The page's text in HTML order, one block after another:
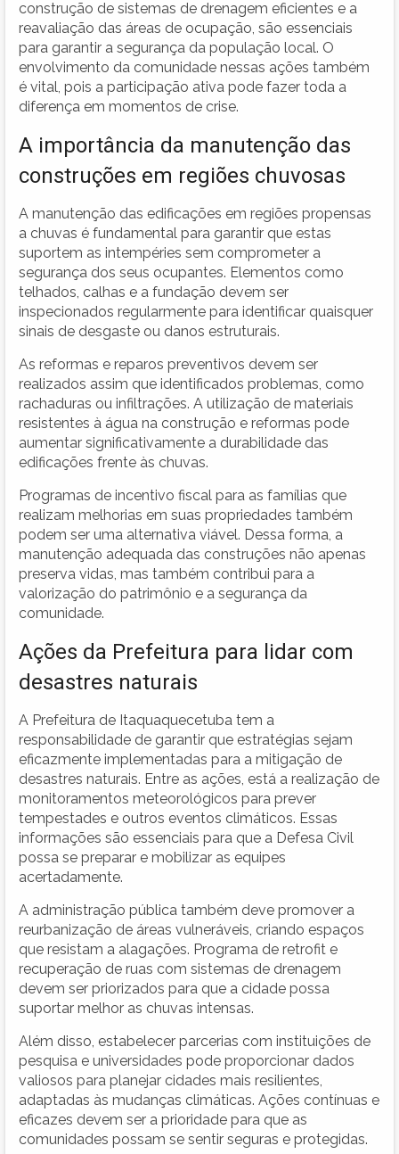
construção de sistemas de drenagem eficientes e a
reavaliação das áreas de ocupação, são essenciais
para garantir a segurança da população local. O
envolvimento da comunidade nessas ações também
é vital, pois a participação ativa pode fazer toda a
diferença em momentos de crise.
A importância da manutenção das
construções em regiões chuvosas
A manutenção das edificações em regiões propensas
a chuvas é fundamental para garantir que estas
suportem as intempéries sem comprometer a
segurança dos seus ocupantes. Elementos como
telhados, calhas e a fundação devem ser
inspecionados regularmente para identificar quaisquer
sinais de desgaste ou danos estruturais.
As reformas e reparos preventivos devem ser
realizados assim que identificados problemas, como
rachaduras ou infiltrações. A utilização de materiais
resistentes à água na construção e reformas pode
aumentar significativamente a durabilidade das
edificações frente às chuvas.
Programas de incentivo fiscal para as famílias que
realizam melhorias em suas propriedades também
podem ser uma alternativa viável. Dessa forma, a
manutenção adequada das construções não apenas
preserva vidas, mas também contribui para a
valorização do patrimônio e a segurança da
comunidade.
Ações da Prefeitura para lidar com
desastres naturais
A Prefeitura de Itaquaquecetuba tem a
responsabilidade de garantir que estratégias sejam
eficazmente implementadas para a mitigação de
desastres naturais. Entre as ações, está a realização de
monitoramentos meteorológicos para prever
tempestades e outros eventos climáticos. Essas
informações são essenciais para que a Defesa Civil
possa se preparar e mobilizar as equipes
acertadamente.
A administração pública também deve promover a
reurbanização de áreas vulneráveis, criando espaços
que resistam a alagações. Programa de retrofit e
recuperação de ruas com sistemas de drenagem
devem ser priorizados para que a cidade possa
suportar melhor as chuvas intensas.
Além disso, estabelecer parcerias com instituições de
pesquisa e universidades pode proporcionar dados
valiosos para planejar cidades mais resilientes,
adaptadas às mudanças climáticas. Ações contínuas e
eficazes devem ser a prioridade para que as
comunidades possam se sentir seguras e protegidas.